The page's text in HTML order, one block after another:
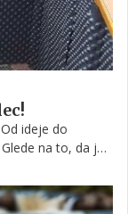
ideje do
na to, da je
Poglejte, kako